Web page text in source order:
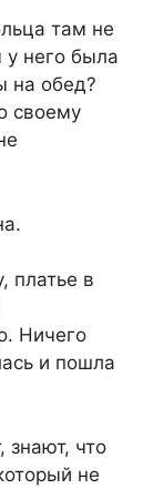
там не
него была
на обед?
своему
платье в
Ничего
и пошла
знают, что
не